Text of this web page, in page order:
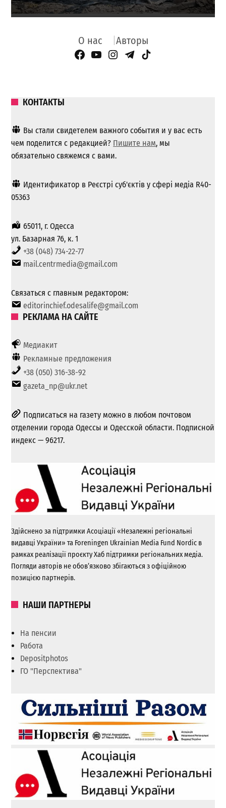
О нас Авторы
Facebook Page
YouTube
Instagram
Telegram
TikTok
КОНТАКТЫ
Вы стали свидетелем важного события и у вас есть
чем поделится с редакцией? Пишите нам, мы
обязательно свяжемся с вами.
Идентификатор в Реєстрі суб'єктів у сфері медіа R40-
05363
65011, г. Одесса
ул. Базарная 76, к. 1
+38 (048) 734-22-77
mail.centrmedia@gmail.com
Связаться с главным редактором:
editorinchief.odesalife@gmail.com
РЕКЛАМА НА САЙТЕ
Медиакит
Рекламные предложения
+38 (050) 316-38-92
gazeta_np@ukr.net
Подписаться на газету можно в любом почтовом
отделении города Одессы и Одесской области. Подписной
индекс — 96217.
Здійснено за підтримки Асоціації «Незалежні регіональні
видавці України» та Foreningen Ukrainian Media Fund Nordic в
рамках реалізації проєкту Хаб підтримки регіональних медіа.
Погляди авторів не обов’язково збігаються з офіційною
позицією партнерів.
НАШИ ПАРТНЕРЫ
На пенсии
Работа
Depositphotos
ГО "Перспектива"